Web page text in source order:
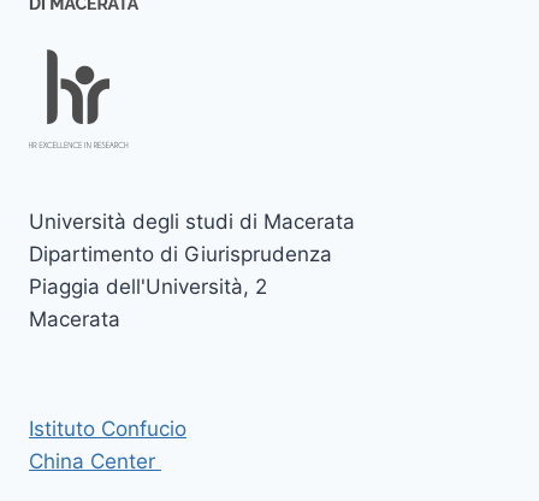
Università degli studi di Macerata
Dipartimento di Giurisprudenza
Piaggia dell'Università, 2
Macerata
Istituto Confucio
China Center